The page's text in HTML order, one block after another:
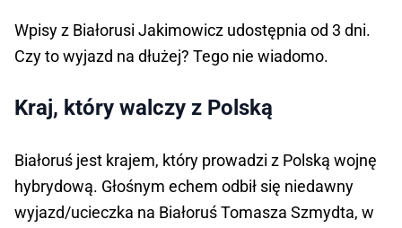
Wpisy z Białorusi Jakimowicz udostępnia od 3 dni.
Czy to wyjazd na dłużej? Tego nie wiadomo.
Kraj, który walczy z Polską
Białoruś jest krajem, który prowadzi z Polską wojnę
hybrydową. Głośnym echem odbił się niedawny
wyjazd/ucieczka na Białoruś Tomasza Szmydta, w